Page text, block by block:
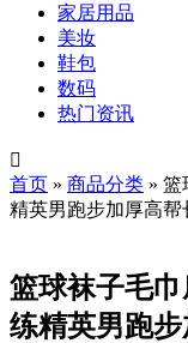
家居用品
美妆
鞋包
数码
热门资讯

首页 » 商品分类 » 篮
精英男跑步加厚高帮
篮球袜子毛
练精英男跑